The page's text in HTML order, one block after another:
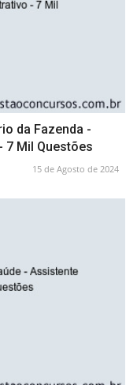
da Fazenda -
7 Mil Questões
15 de Agosto de 2024